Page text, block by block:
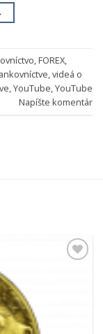
,FOREX,
,videá o
,YouTube,YouTube
Napíšte komentár